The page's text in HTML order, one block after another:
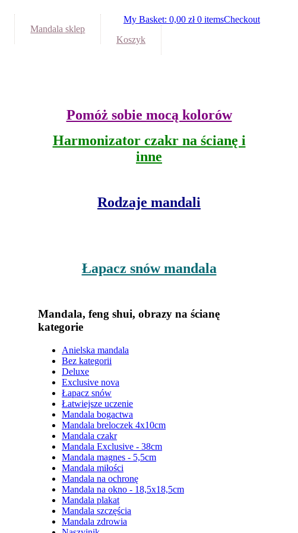
Checkout
My Basket: 0,00 zł 0 items
Mandala sklep
Koszyk
Pomóż sobie mocą kolorów
Harmonizator czakr na ścianę i
inne
Rodzaje mandali
Łapacz snów mandala
Mandala, feng shui, obrazy na ścianę
kategorie
Anielska mandala
Bez kategorii
Deluxe
Exclusive nova
Łapacz snów
Łatwiejsze uczenie
Mandala bogactwa
Mandala breloczek 4x10cm
Mandala czakr
Mandala Exclusive - 38cm
Mandala magnes - 5,5cm
Mandala miłości
Mandala na ochronę
Mandala na okno - 18,5x18,5cm
Mandala plakat
Mandala szczęścia
Mandala zdrowia